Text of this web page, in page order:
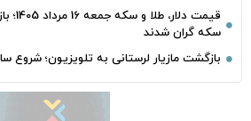
قیمت دلار، طلا و
سکه گران شدند
بازگشت مازیار لرستانی به تلویزیون؛ شروع